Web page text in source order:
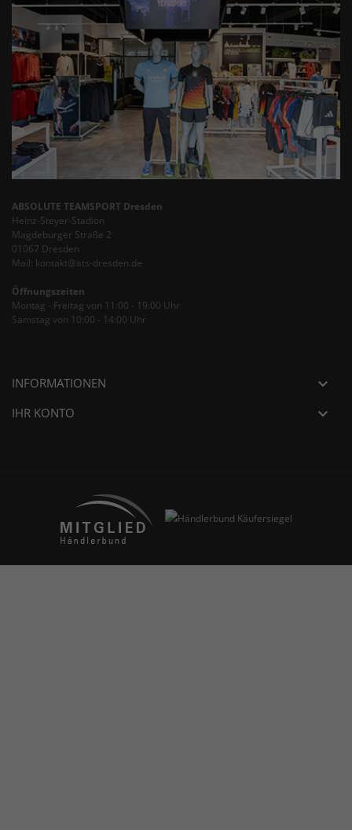
ABSOLUTE TEAMSPORT Dresden
Heinz-Steyer-Stadion
Magdeburger Straße 2
01067 Dresden
Mail: kontakt@ats-dresden.de
Öffnungszeiten
Montag - Freitag von 11:00 - 19:00 Uhr
Samstag von 10:00 - 14:00 Uhr
INFORMATIONEN 
IHR KONTO 